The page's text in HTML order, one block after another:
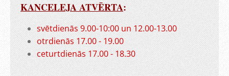
KANCELEJA ATVĒRTA:
svētdienās 9.00-10:00 un 12.00-13.00
otrdienās 17.00 - 19.00
ceturtdienās 17.00 - 18.30